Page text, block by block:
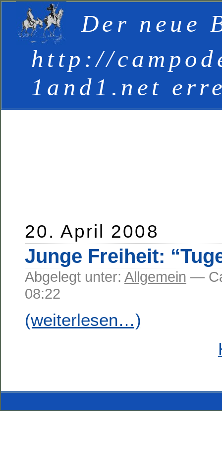
Der neue
http://
1and1.net
20. April 2008
Junge Freiheit:
Abgelegt unter: Allgemein —
08:22
(weiterlesen…)